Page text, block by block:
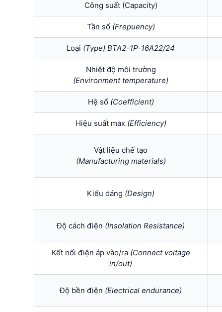
Công suất (Capacity)
Tần số (Frepuency)
Loại (Type) BTA2-1P-16A22/24
Nhiệt độ môi trường
(Environment temperature)
Hệ số (Coefficient)
Hiệu suất max (Efficiency)
Vật liệu chế tạo
(Manufacturing materials)
Kiểu dáng (Design)
Độ cách điện (Insolation Resistance)
Kết nối điện áp vào/ra (Connect voltage
in/out)
Độ bền điện (Electrical endurance)